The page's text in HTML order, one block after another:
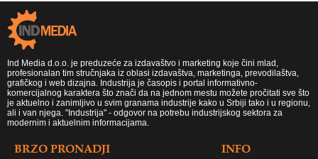
Ind Media d.o.o. je preduzeće za izdavaštvo i marketing koje čini mlad,
profesionalan tim stručnjaka iz oblasi izdavaštva, marketinga, prevodilaštva,
grafičkog i web dizajna. Industrija je časopis i portal informativno-
komercijalnog karaktera što znači da na jednom mestu možete pročitati sve što
je aktuelno i zanimljivo u svim granama industrije kako u Srbiji tako i u regionu,
ali i van njega. "Industrija" - odgovor na potrebu industrijskog sektora za
modernim i aktuelnim informacijama.
BRZO PRONADJI INFO